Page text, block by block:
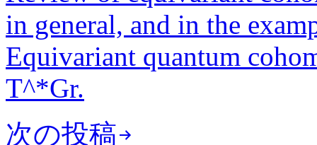
in general, and in the
Equivariant quantum
T^*Gr.
次の投稿